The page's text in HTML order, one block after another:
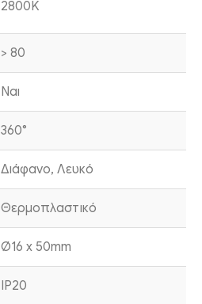
2800K
> 80
Ναι
360°
Διάφανο, Λευκό
Θερμοπλαστικό
Ø16 x 50mm
IP20